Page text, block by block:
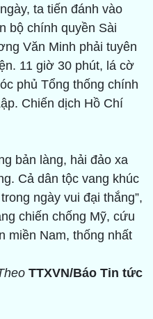
ta tiến đánh vào
bộ chính quyền Sài
Văn Minh phải tuyên
11 giờ 30 phút, lá cờ
phủ Tổng thống chính
Chiến dịch Hồ Chí
bản làng, hải đảo xa
Cả dân tộc vang khúc
ngày vui đại thắng”,
chiến chống Mỹ, cứu
miền Nam, thống nhất
TTXVN/Báo Tin tức